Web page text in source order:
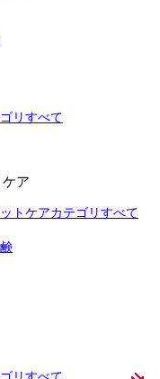
リすべて
ア
トケアカテゴリすべて